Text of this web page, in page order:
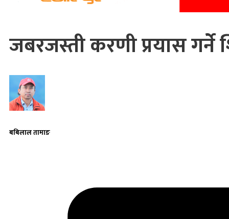
जबरजस्ती करणी प्रयास गर्ने
बबिलाल तामाङ